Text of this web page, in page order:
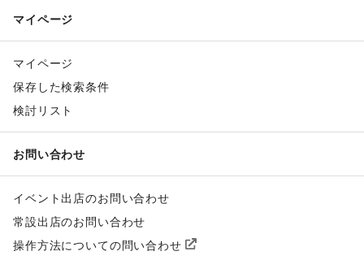
マイページ
マイページ
保存した検索条件
検討リスト
お問い合わせ
イベント出店のお問い合わせ
常設出店のお問い合わせ
操作方法についての問い合わせ